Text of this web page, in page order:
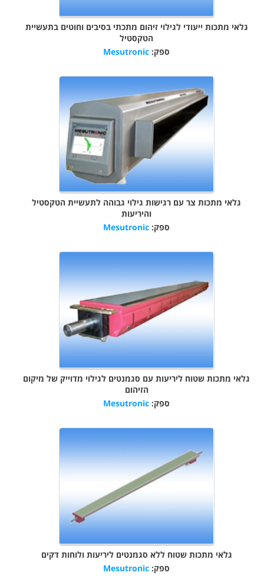
גלאי מתכות ייעודי לגילוי זיהום מתכתי בסיבים וחוטים בתעשיית
הטקסטיל
ספק: Mesutronic
גלאי מתכות צר עם רגישות גילוי גבוהה לתעשיית הטקסטיל
והיריעות
ספק: Mesutronic
גלאי מתכות שטוח ליריעות עם סגמנטים לגילוי מדוייק של מיקום
הזיהום
ספק: Mesutronic
גלאי מתכות שטוח ללא סגמנטים ליריעות ולוחות דקים
ספק: Mesutronic